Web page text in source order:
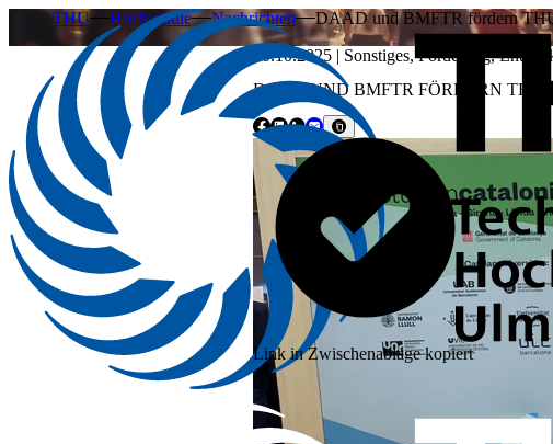
THU Hochschule Nachrichten
DAAD und BMFTR fördern
20.10.2025 | Sonstiges,Förderung,
DAAD UND BMFTR FÖRDERN THU-
Link in Zwischenablage kopiert